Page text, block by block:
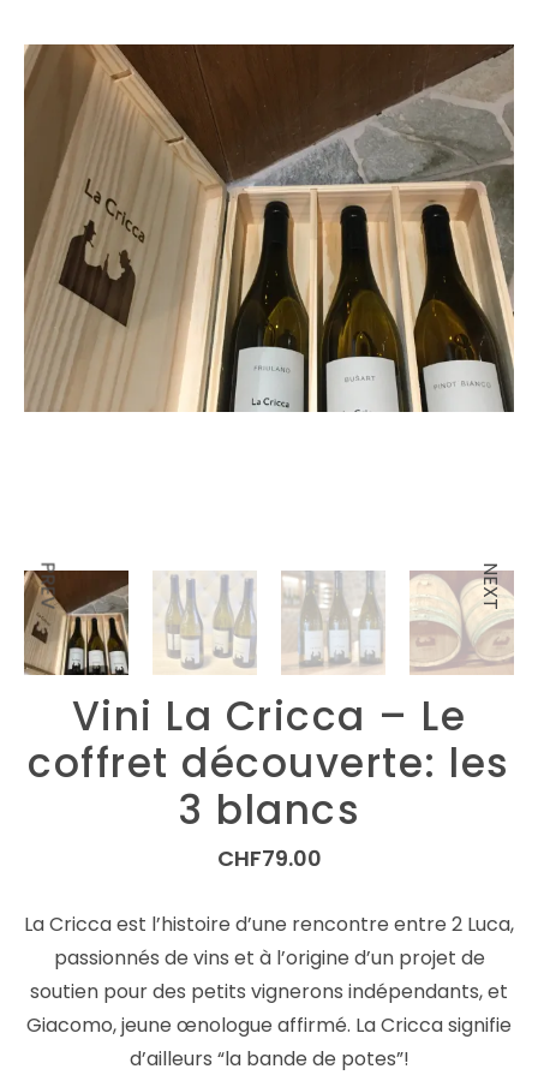
PREV NEXT
Vini La Cricca – Le
coffret découverte: les
3 blancs
CHF79.00
La Cricca est l’histoire d’une rencontre entre 2 Luca,
passionnés de vins et à l’origine d’un projet de
soutien pour des petits vignerons indépendants, et
Giacomo, jeune œnologue affirmé. La Cricca signifie
d’ailleurs “la bande de potes”!